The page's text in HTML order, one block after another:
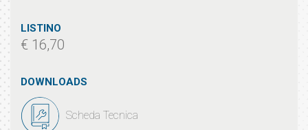
LISTINO
€ 16,70
DOWNLOADS
Scheda Tecnica